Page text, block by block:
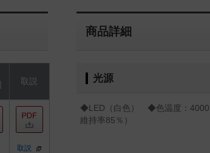
取説
取説
商品詳細
光源
◆LED（白色） ◆色温度：
維持率85％）